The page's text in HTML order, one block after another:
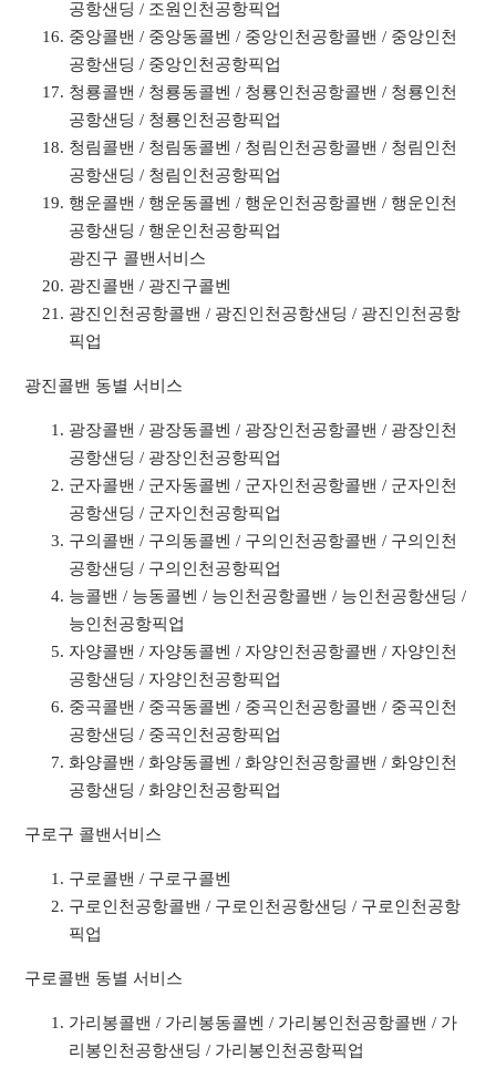
공항샌딩 / 조원인천공항픽업
중앙콜밴 / 중앙동콜벤 / 중앙인천공항콜밴 / 중앙인천
공항샌딩 / 중앙인천공항픽업
청룡콜밴 / 청룡동콜벤 / 청룡인천공항콜밴 / 청룡인천
공항샌딩 / 청룡인천공항픽업
청림콜밴 / 청림동콜벤 / 청림인천공항콜밴 / 청림인천
공항샌딩 / 청림인천공항픽업
행운콜밴 / 행운동콜벤 / 행운인천공항콜밴 / 행운인천
공항샌딩 / 행운인천공항픽업
광진구 콜밴서비스
광진콜밴 / 광진구콜벤
광진인천공항콜밴 / 광진인천공항샌딩 / 광진인천공항
픽업
광진콜밴 동별 서비스
광장콜밴 / 광장동콜벤 / 광장인천공항콜밴 / 광장인천
공항샌딩 / 광장인천공항픽업
군자콜밴 / 군자동콜벤 / 군자인천공항콜밴 / 군자인천
공항샌딩 / 군자인천공항픽업
구의콜밴 / 구의동콜벤 / 구의인천공항콜밴 / 구의인천
공항샌딩 / 구의인천공항픽업
능콜밴 / 능동콜벤 / 능인천공항콜밴 / 능인천공항샌딩 /
능인천공항픽업
자양콜밴 / 자양동콜벤 / 자양인천공항콜밴 / 자양인천
공항샌딩 / 자양인천공항픽업
중곡콜밴 / 중곡동콜벤 / 중곡인천공항콜밴 / 중곡인천
공항샌딩 / 중곡인천공항픽업
화양콜밴 / 화양동콜벤 / 화양인천공항콜밴 / 화양인천
공항샌딩 / 화양인천공항픽업
구로구 콜밴서비스
구로콜밴 / 구로구콜벤
구로인천공항콜밴 / 구로인천공항샌딩 / 구로인천공항
픽업
구로콜밴 동별 서비스
가리봉콜밴 / 가리봉동콜벤 / 가리봉인천공항콜밴 / 가
리봉인천공항샌딩 / 가리봉인천공항픽업